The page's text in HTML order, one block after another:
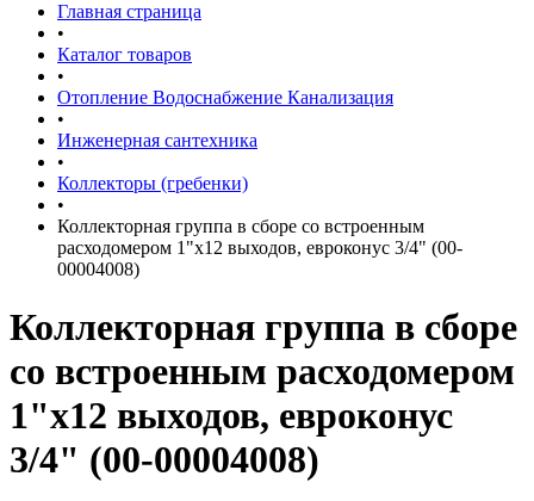
Главная страница
•
Каталог товаров
•
Отопление Водоснабжение Канализация
•
Инженерная сантехника
•
Коллекторы (гребенки)
•
Коллекторная группа в сборе со встроенным
расходомером 1"х12 выходов, евроконус 3/4" (00-
00004008)
Коллекторная группа в сборе
со встроенным расходомером
1"х12 выходов, евроконус
3/4" (00-00004008)